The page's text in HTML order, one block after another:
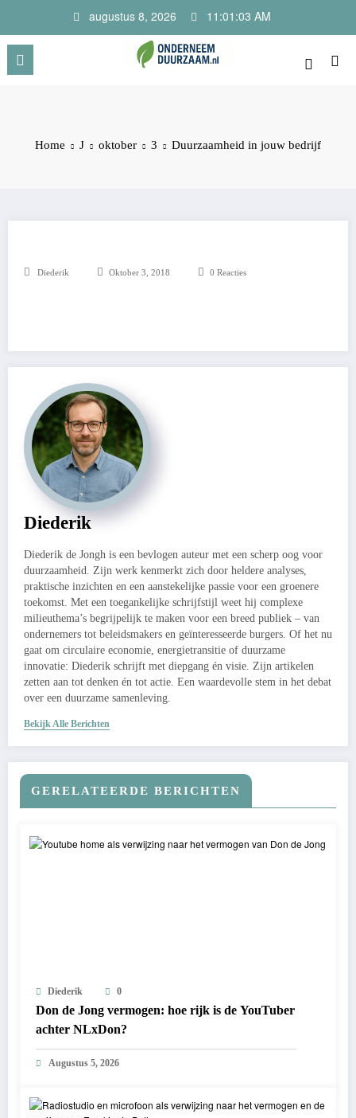
de
inhoud
augustus 8, 2026 11:01:03 AM
Home J oktober 3 Duurzaamheid in jouw bedrijf
Diederik Oktober 3, 2018 0 Reacties
Diederik
Diederik de Jongh is een bevlogen auteur met een scherp oog voor
duurzaamheid. Zijn werk kenmerkt zich door heldere analyses,
praktische inzichten en een aanstekelijke passie voor een groenere
toekomst. Met een toegankelijke schrijfstijl weet hij complexe
milieuthema’s begrijpelijk te maken voor een breed publiek – van
ondernemers tot beleidsmakers en geïnteresseerde burgers. Of het nu
gaat om circulaire economie, energietransitie of duurzame
innovatie: Diederik schrijft met diepgang én visie. Zijn artikelen
zetten aan tot denken én tot actie. Een waardevolle stem in het debat
over een duurzame samenleving.
Bekijk Alle Berichten
GERELATEERDE BERICHTEN
Diederik 0
Don de Jong vermogen: hoe rijk is de YouTuber
achter NLxDon?
Augustus 5, 2026